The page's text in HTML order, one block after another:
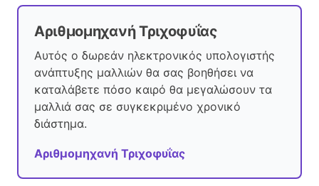
Αριθμομηχανή Τριχοφυΐας
Αυτός ο δωρεάν ηλεκτρονικός υπολογιστής
ανάπτυξης μαλλιών θα σας βοηθήσει να
καταλάβετε πόσο καιρό θα μεγαλώσουν τα
μαλλιά σας σε συγκεκριμένο χρονικό
διάστημα.
Αριθμομηχανή Τριχοφυΐας